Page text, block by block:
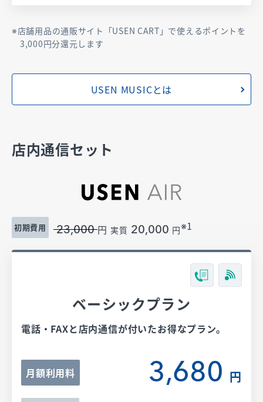
店舗用品の通販サイト「USEN CART」で使えるポイントを
3,000円分還元します
USEN MUSICとは
店内通信セット
初期費用 23,000 円 実質 20,000 円※1
ベーシックプラン
電話・FAXと店内通信が付いたお得なプラン。
月額利用料 3,680 円